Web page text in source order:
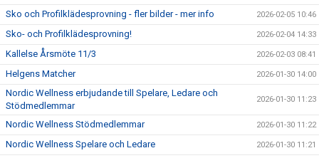
Sko och Profilklädesprovning - fler bilder - mer info 2026-02-05 10:46
Sko- och Profilklädesprovning! 2026-02-04 14:33
Kallelse Årsmöte 11/3 2026-02-03 08:41
Helgens Matcher 2026-01-30 14:00
Nordic Wellness erbjudande till Spelare, Ledare och
Stödmedlemmar
2026-01-30 11:23
Nordic Wellness Stödmedlemmar 2026-01-30 11:22
Nordic Wellness Spelare och Ledare 2026-01-30 11:21